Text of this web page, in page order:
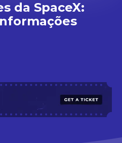
da SpaceX: